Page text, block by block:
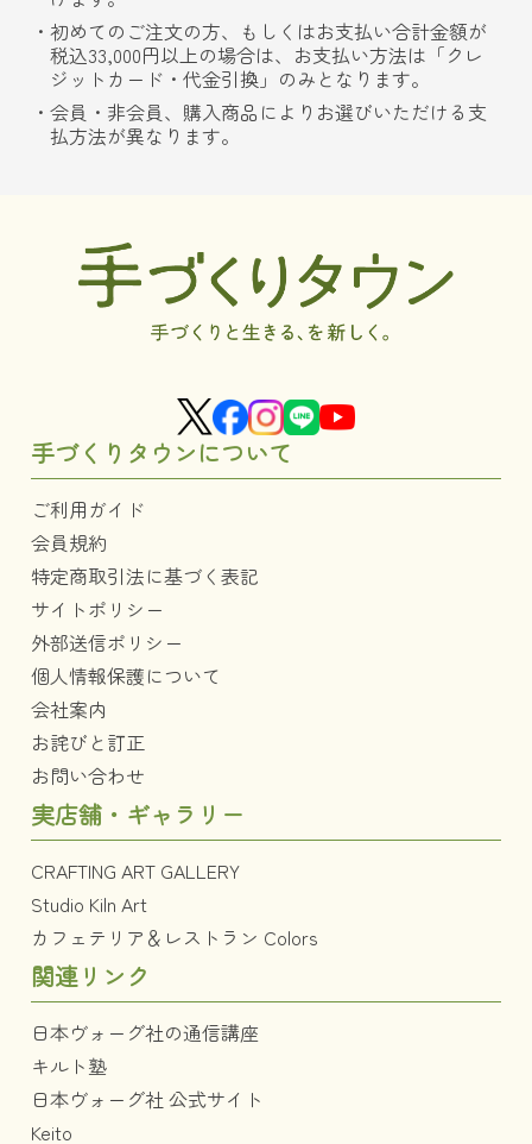
初めてのご注文の方、もしくはお支払い合計金額が
税込33,000円以上の場合は、お支払い方法は「クレ
ジットカード・代金引換」のみとなります。
会員・非会員、購入商品によりお選びいただける支
払方法が異なります。
手づくりタウンについて
ご利用ガイド
会員規約
特定商取引法に基づく表記
サイトポリシー
外部送信ポリシー
個人情報保護について
会社案内
お詫びと訂正
お問い合わせ
実店舗・ギャラリー
CRAFTING ART GALLERY
Studio Kiln Art
カフェテリア＆レストラン Colors
関連リンク
日本ヴォーグ社の通信講座
キルト塾
日本ヴォーグ社 公式サイト
Keito